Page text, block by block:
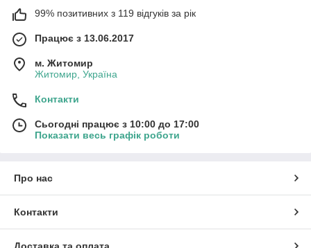
99% позитивних з 119 відгуків за рік
Працює з 13.06.2017
м. Житомир
Житомир, Україна
Контакти
Сьогодні працює з 10:00 до 17:00
Показати весь графік роботи
Про нас
Контакти